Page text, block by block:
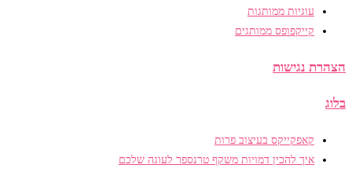
עוגיות ממותגות
קייקפופס ממותגים
הצהרת נגישות
בלוג
קאפקייקס בעיצוב פרות
איך להכין דמויות משקף טרנספר לעוגה שלכם